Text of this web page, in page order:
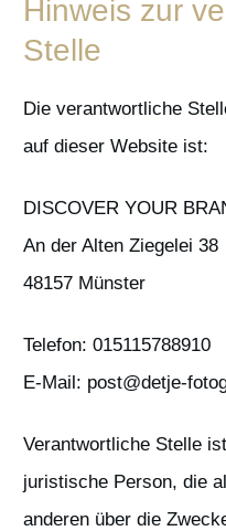
Hinweis zur
Stelle
Die verantwortliche
auf dieser Website ist:
DISCOVER YOUR
An der Alten Ziegelei 38
48157 Münster
Telefon: 015115788910
E-Mail: post@detje-
Verantwortliche Stelle
juristische Person, die
anderen über die